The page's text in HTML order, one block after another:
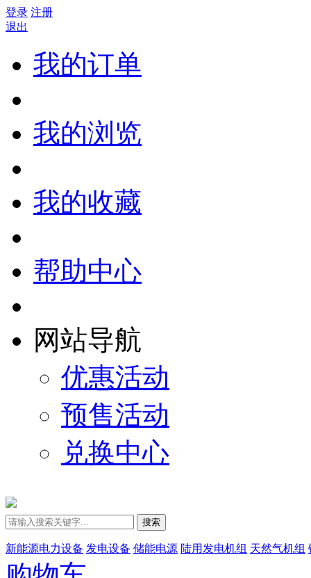
登录 注册
退出
我的订单
我的浏览
我的收藏
帮助中心
网站导航
优惠活动
预售活动
兑换中心
搜索
新能源电力设备 发电设备 储能电源 陆用发电机组 天然气机组